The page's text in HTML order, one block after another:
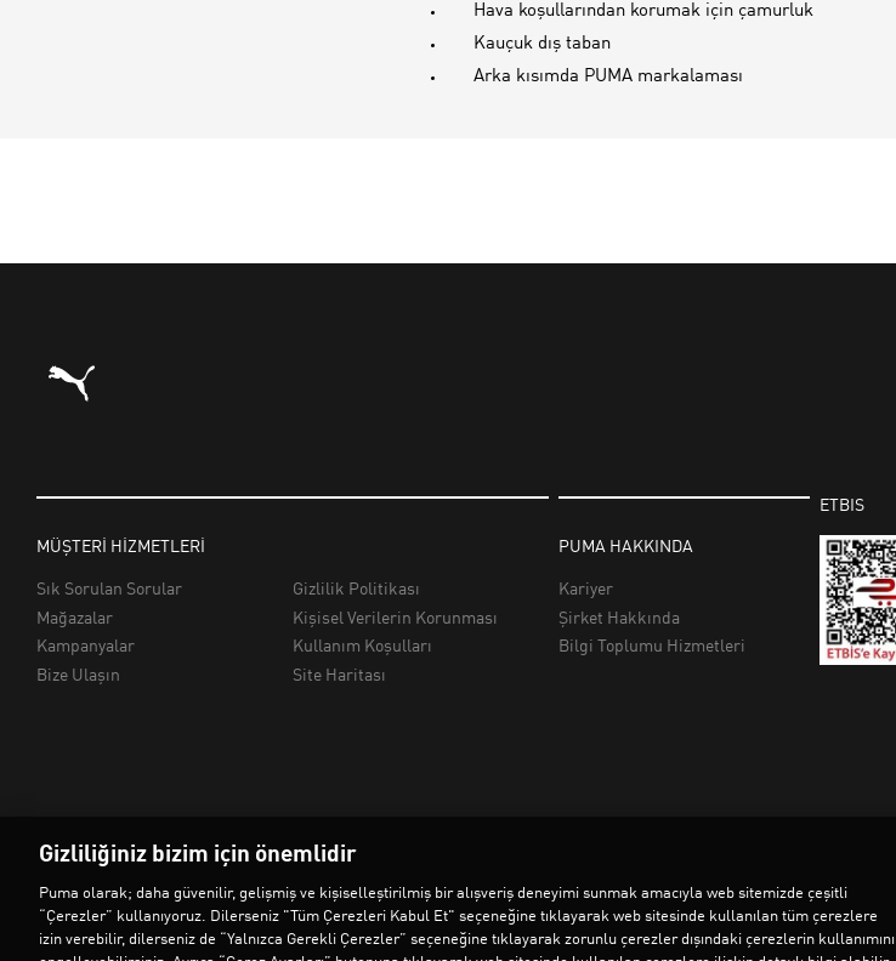
Hava koşullarından korumak için çamurluk
Kauçuk dış taban
Arka kısımda PUMA markalaması
Gizliliğiniz bizim için önemlidir
Puma olarak; daha güvenilir, gelişmiş ve kişiselleştirilmiş bir alışveriş deneyimi sunmak amacıyla web sitemizde çeşitli
“Çerezler” kullanıyoruz. Dilerseniz "Tüm Çerezleri Kabul Et" seçeneğine tıklayarak web sitesinde kullanılan tüm çerezlere
izin verebilir, dilerseniz de “Yalnızca Gerekli Çerezler” seçeneğine tıklayarak zorunlu çerezler dışındaki çerezlerin kullanımını